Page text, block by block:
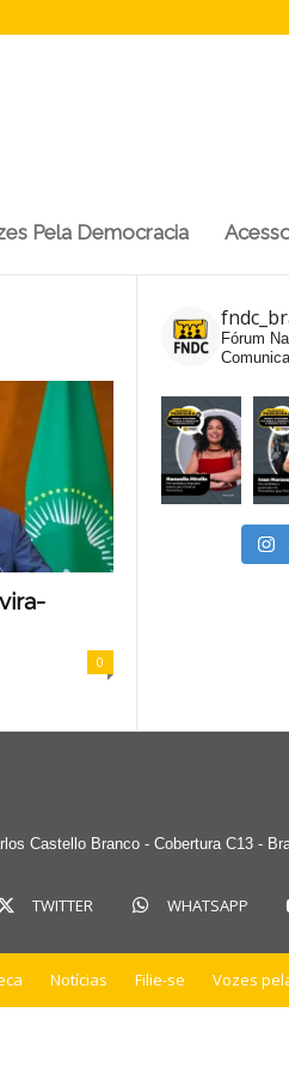
Pela Democracia
0
Fórum
Castello Branco - Cobertura C13 -
TWITTER WHATSAPP
Notícias Filie-se Vozes